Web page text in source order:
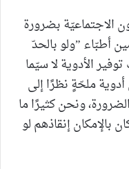
الاجتماعيّة بضرورة
أطبّاء ”ولو بالحدّ
الأدوية لا سيّما
ملحّةٍ نظرًا إلى
ونحن كثيرًا ما
بالإمكان إنقاذهم لو